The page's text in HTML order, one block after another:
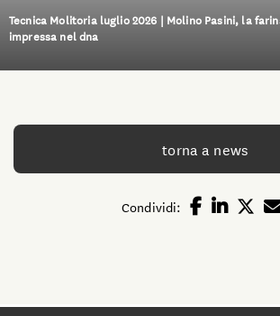
Tecnica Molitoria luglio 2026 | Molino Pasini, la
impressa nel dna
torna a news
Condividi: